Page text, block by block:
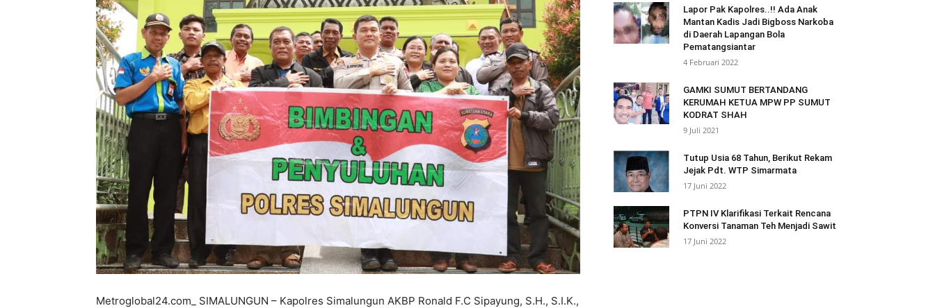
Metroglobal24.com_ SIMALUNGUN – Kapolres Simalungun AKBP Ronald F.C Sipayung, S.H., S.I.K.,
Lapor Pak Kapolres..!! Ada Anak
Mantan Kadis Jadi Bigboss Narkoba
di Daerah Lapangan Bola
Pematangsiantar
4 Februari 2022
GAMKI SUMUT BERTANDANG
KERUMAH KETUA MPW PP SUMUT
KODRAT SHAH
9 Juli 2021
Tutup Usia 68 Tahun, Berikut Rekam
Jejak Pdt. WTP Simarmata
17 Juni 2022
PTPN IV Klarifikasi Terkait Rencana
Konversi Tanaman Teh Menjadi Sawit
17 Juni 2022